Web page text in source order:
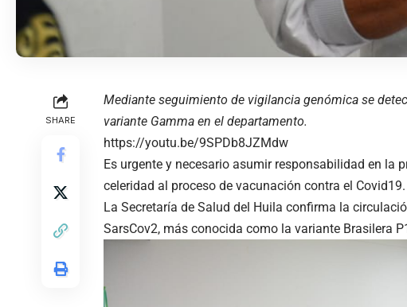
SHARE
Mediante seguimiento de vigilancia genómica se
variante Gamma en el departamento.
https://youtu.be/9SPDb8JZMdw
Es urgente y necesario asumir responsabilidad en la
celeridad al proceso de vacunación contra el Covid19.
La Secretaría de Salud del Huila confirma la
SarsCov2, más conocida como la variante Brasilera